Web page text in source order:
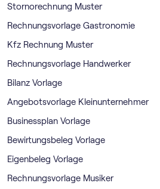
Stornorechnung Muster
Rechnungsvorlage Gastronomie
Kfz Rechnung Muster
Rechnungsvorlage Handwerker
Bilanz Vorlage
Angebotsvorlage Kleinunternehmer
Businessplan Vorlage
Bewirtungsbeleg Vorlage
Eigenbeleg Vorlage
Rechnungsvorlage Musiker